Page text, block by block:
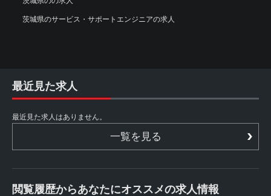
茨城県のサービス・サポートエンジニアの求人
最近見た求人
最近見た求人はありません。
一覧を見る
閲覧履歴からあなたにオススメの求人情報